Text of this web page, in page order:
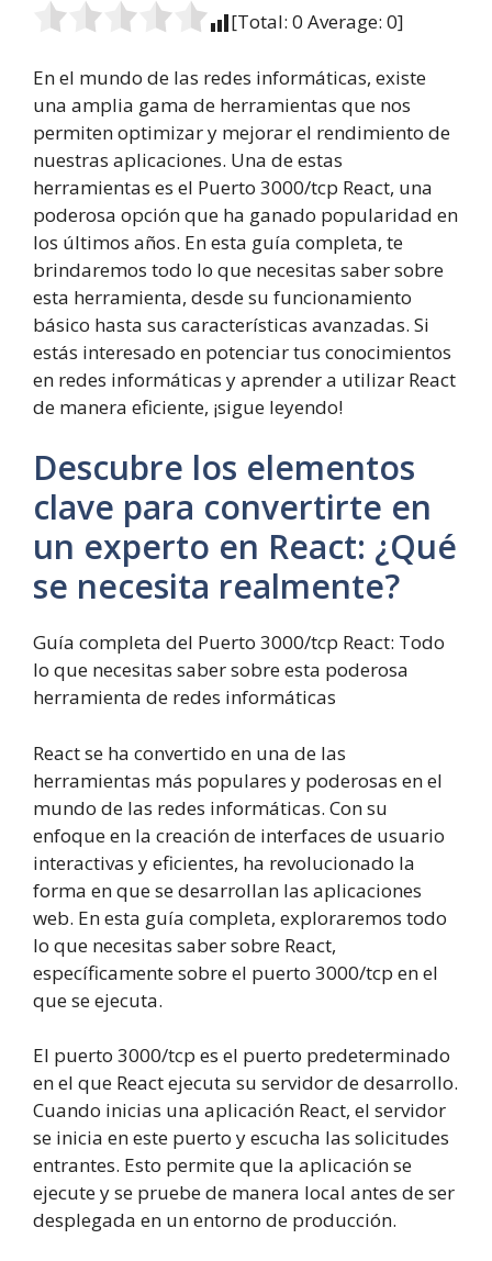
[Total: 0 Average: 0]
En el mundo de las redes informáticas, existe
una amplia gama de herramientas que nos
permiten optimizar y mejorar el rendimiento de
nuestras aplicaciones. Una de estas
herramientas es el Puerto 3000/tcp React, una
poderosa opción que ha ganado popularidad en
los últimos años. En esta guía completa, te
brindaremos todo lo que necesitas saber sobre
esta herramienta, desde su funcionamiento
básico hasta sus características avanzadas. Si
estás interesado en potenciar tus conocimientos
en redes informáticas y aprender a utilizar React
de manera eficiente, ¡sigue leyendo!
Descubre los elementos
clave para convertirte en
un experto en React: ¿Qué
se necesita realmente?
Guía completa del Puerto 3000/tcp React: Todo
lo que necesitas saber sobre esta poderosa
herramienta de redes informáticas
React se ha convertido en una de las
herramientas más populares y poderosas en el
mundo de las redes informáticas. Con su
enfoque en la creación de interfaces de usuario
interactivas y eficientes, ha revolucionado la
forma en que se desarrollan las aplicaciones
web. En esta guía completa, exploraremos todo
lo que necesitas saber sobre React,
específicamente sobre el puerto 3000/tcp en el
que se ejecuta.
El puerto 3000/tcp es el puerto predeterminado
en el que React ejecuta su servidor de desarrollo.
Cuando inicias una aplicación React, el servidor
se inicia en este puerto y escucha las solicitudes
entrantes. Esto permite que la aplicación se
ejecute y se pruebe de manera local antes de ser
desplegada en un entorno de producción.